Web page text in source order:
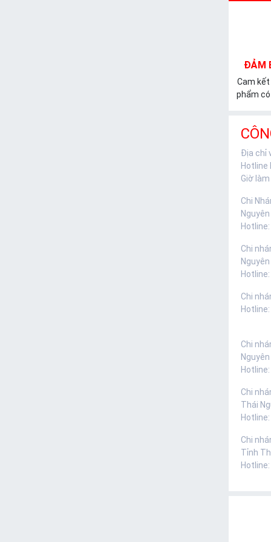
ĐẢM
Cam
phẩm
Địa chỉ
Hotline
Giờ
Chi
Nguyên
Hotline:
Chi
Nguyên
Hotline:
Chi
Hotline:
Chi
Nguyên
Hotline:
Chi
Thái
Hotline:
Chi
Tỉnh
Hotline: